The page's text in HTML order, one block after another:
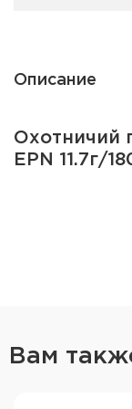
Описание
Охотничий
EPN 11.7г/
Вам